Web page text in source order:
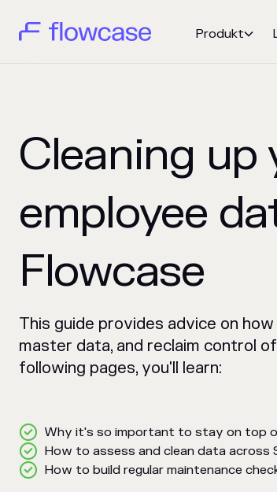
Produkt
Cleaning up
employee
Flowcase
This guide provides advice on
master data, and reclaim control
following pages, you'll learn:
Why it's so important to stay on top
How to assess and clean data across
How to build regular maintenance